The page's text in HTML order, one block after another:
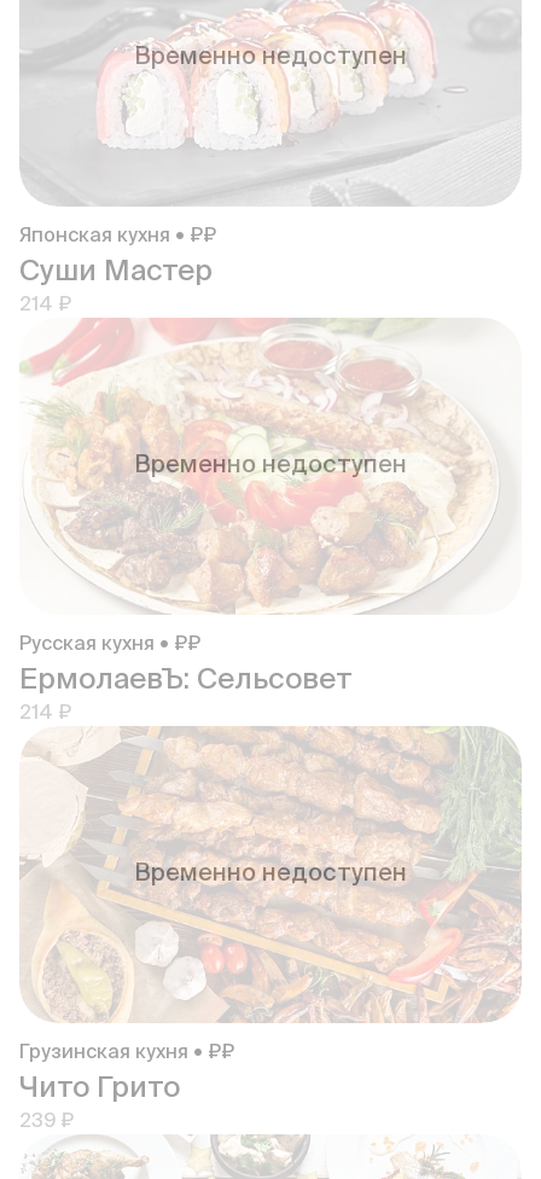
Временно недоступен
Японская кухня • ₽₽
Суши Мастер
214 ₽
Временно недоступен
Русская кухня • ₽₽
ЕрмолаевЪ: Сельсовет
214 ₽
Временно недоступен
Грузинская кухня • ₽₽
Чито Грито
239 ₽